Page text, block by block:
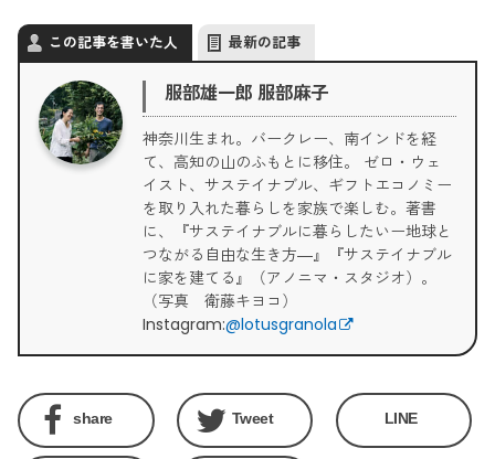
この記事を書いた人 最新の記事
服部雄一郎 服部麻子
神奈川生まれ。バークレー、南インドを経
て、高知の山のふもとに移住。 ゼロ・ウェ
イスト、サステイナブル、ギフトエコノミー
を取り入れた暮らしを家族で楽しむ。著書
に、『サステイナブルに暮らしたいー地球と
つながる自由な生き方―』『サステイナブル
に家を建てる』（アノニマ・スタジオ）。
（写真 衛藤キヨコ）
Instagram:@lotusgranola
share Tweet LINE